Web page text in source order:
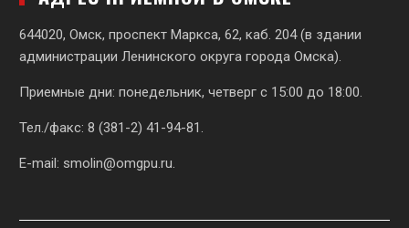
644020, Омск, проспект Маркса, 62, каб. 204 (в здании
администрации Ленинского округа города Омска).
Приемные дни: понедельник, четверг с 15:00 до 18:00.
Тел./факс: 8 (381-2) 41-94-81.
E-mail: smolin@omgpu.ru